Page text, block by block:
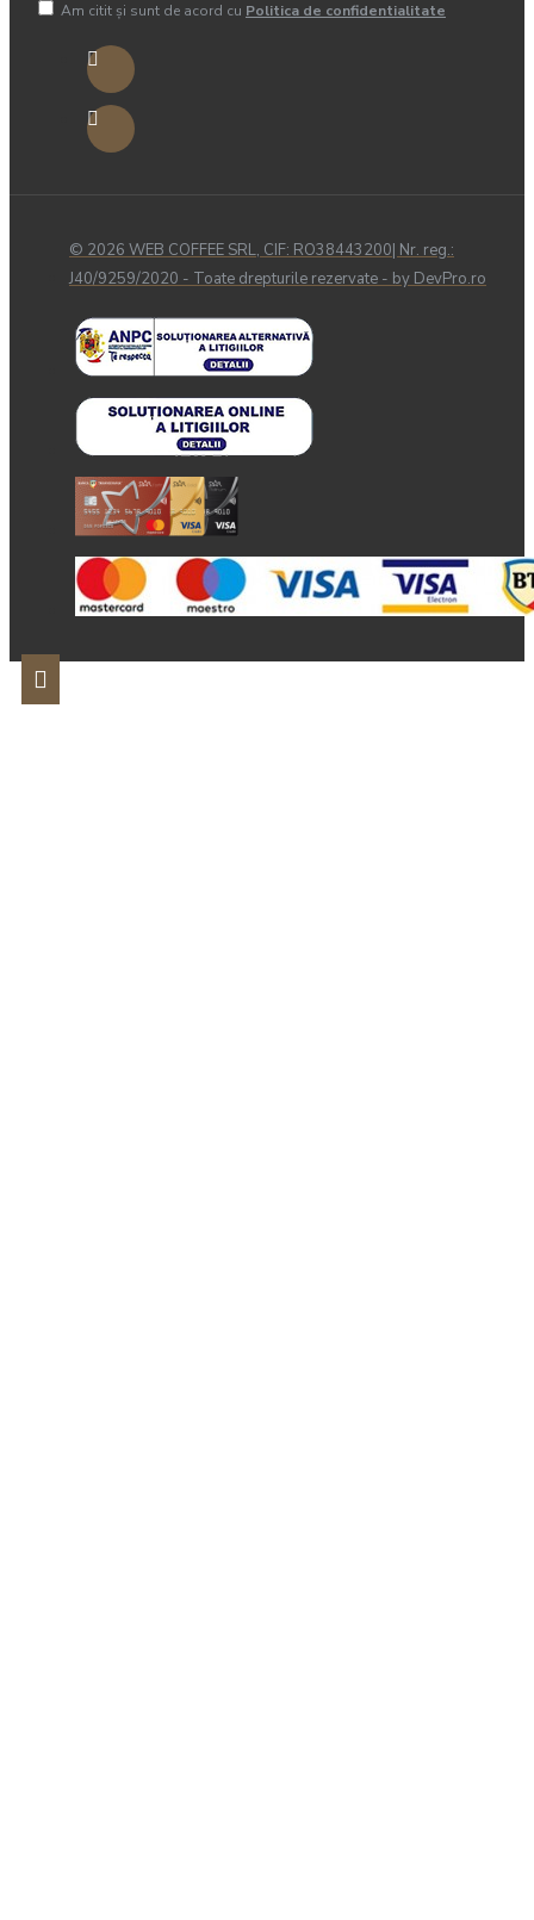
Am citit şi sunt de acord cu Politica de confidentialitate
© 2026 WEB COFFEE SRL, CIF: RO38443200| Nr. reg.:
J40/9259/2020 - Toate drepturile rezervate - by DevPro.ro